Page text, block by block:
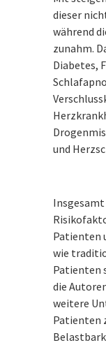
dieser
während
zunahm.
Diabetes,
und
Patienten
wie
Patienten
die
weitere
Patienten